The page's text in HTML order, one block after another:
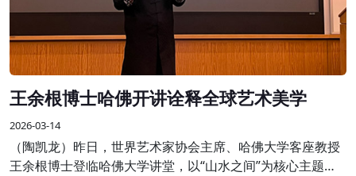
王余根博士哈佛开讲诠释全球艺术美学
2026-03-14
（陶凯龙）昨日，世界艺术家协会主席、哈佛大学客座教授
王余根博士登临哈佛大学讲堂，以“山水之间”为核心主题开